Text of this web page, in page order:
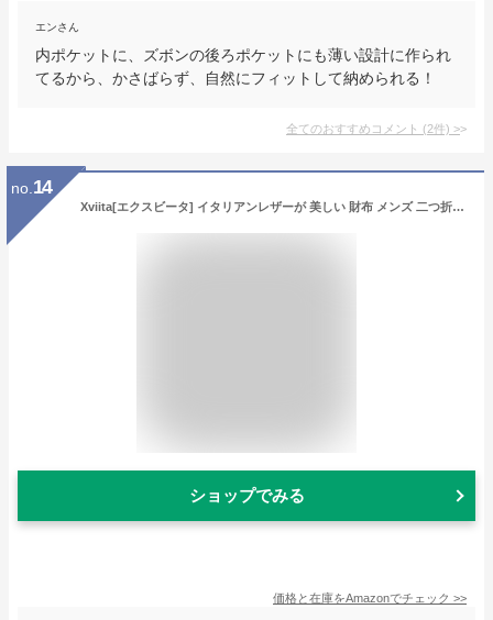
エンさん
内ポケットに、ズボンの後ろポケットにも薄い設計に作られ
てるから、かさばらず、自然にフィットして納められる！
全てのおすすめコメント (2件) >
no. 14
Xviita[エクスビータ] イタリアンレザーが 美しい 財布 メンズ 二つ折り 品質証明書 イタリア IL PONTE社 MEDUCEO LUX 緑 (ダークグリーン)
ショップでみる
価格と在庫をAmazonでチェック >>